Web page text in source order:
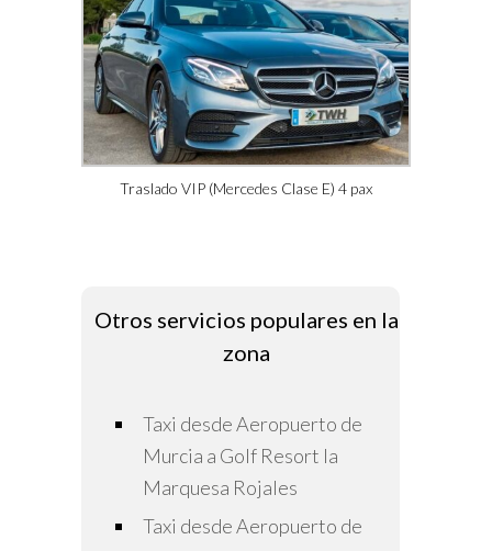
Traslado VIP (Mercedes Clase E) 4 pax
Otros servicios populares en la
zona
Taxi desde Aeropuerto de
Murcia a Golf Resort la
Marquesa Rojales
Taxi desde Aeropuerto de